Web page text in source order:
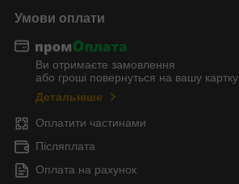
Умови оплати
Ви отримаєте замовлення
або гроші повернуться на вашу картку
Детальніше
Оплатити частинами
Післяплата
Оплата на рахунок